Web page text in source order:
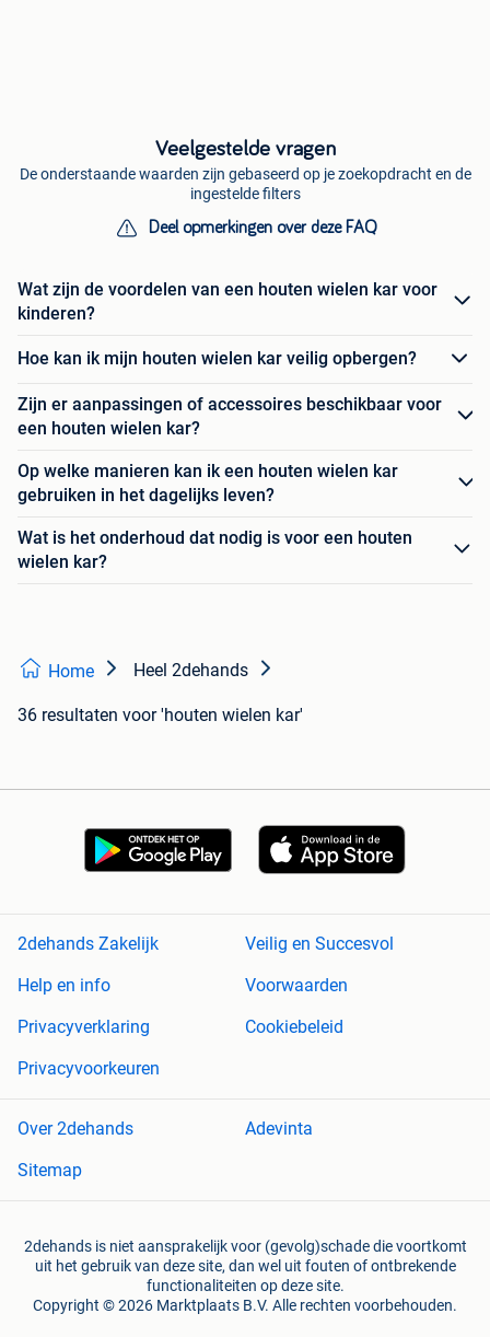
Veelgestelde vragen
De onderstaande waarden zijn gebaseerd op je zoekopdracht en de
ingestelde filters
Deel opmerkingen over deze FAQ
Wat zijn de voordelen van een houten wielen kar voor
kinderen?
Hoe kan ik mijn houten wielen kar veilig opbergen?
Zijn er aanpassingen of accessoires beschikbaar voor
een houten wielen kar?
Op welke manieren kan ik een houten wielen kar
gebruiken in het dagelijks leven?
Wat is het onderhoud dat nodig is voor een houten
wielen kar?
Home Heel 2dehands
36 resultaten voor 'houten wielen kar'
2dehands Zakelijk
Veilig en Succesvol
Help en info
Voorwaarden
Privacyverklaring
Cookiebeleid
Privacyvoorkeuren
Over 2dehands
Adevinta
Sitemap
2dehands is niet aansprakelijk voor (gevolg)schade die voortkomt
uit het gebruik van deze site, dan wel uit fouten of ontbrekende
functionaliteiten op deze site.
Copyright © 2026 Marktplaats B.V. Alle rechten voorbehouden.